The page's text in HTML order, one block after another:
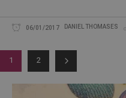
06/01/2017 DANIEL THOMASES
1 2